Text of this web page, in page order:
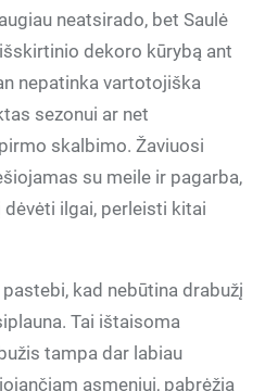
neatsirado, bet Saulė
dekoro kūrybą ant
nepatinka vartotojiška
sezonui ar net
skalbimo. Žaviuosi
su meile ir pagarba,
ilgai, perleisti kitai
kad nebūtina drabužį
Tai ištaisoma
tampa dar labiau
asmeniui, pabrėžia